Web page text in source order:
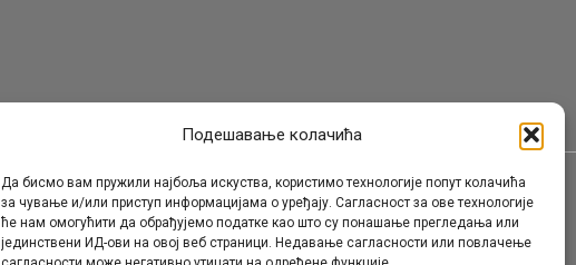
Подешавање колачића
Да бисмо вам пружили најбоља искуства, користимо технологије попут колачића
за чување и/или приступ информацијама о уређају. Сагласност за ове технологије
ће нам омогућити да обрађујемо податке као што су понашање прегледања или
јединствени ИД-ови на овој веб страници. Недавање сагласности или повлачење
Архива Контакт